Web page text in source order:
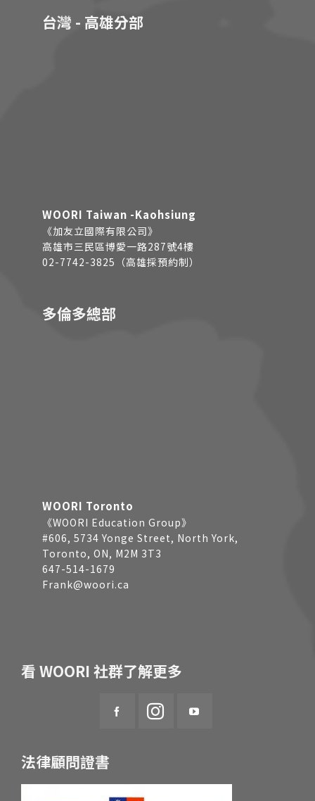
台灣 - 高雄分部
WOORI Taiwan -Kaohsiung
《加友立國際有限公司》
高雄市三民區博愛一路287號4樓
02-7742-3825（高雄採預約制）
多倫多總部
WOORI Toronto
《WOORI Education Group》
#606, 5734 Yonge Street, North York,
Toronto, ON, M2M 3T3
647-514-1679
Frank@woori.ca
看 WOORI 社群了解更多
法律顧問證書